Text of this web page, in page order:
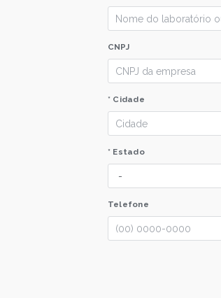
CNPJ
* Cidade
* Estado
Telefone